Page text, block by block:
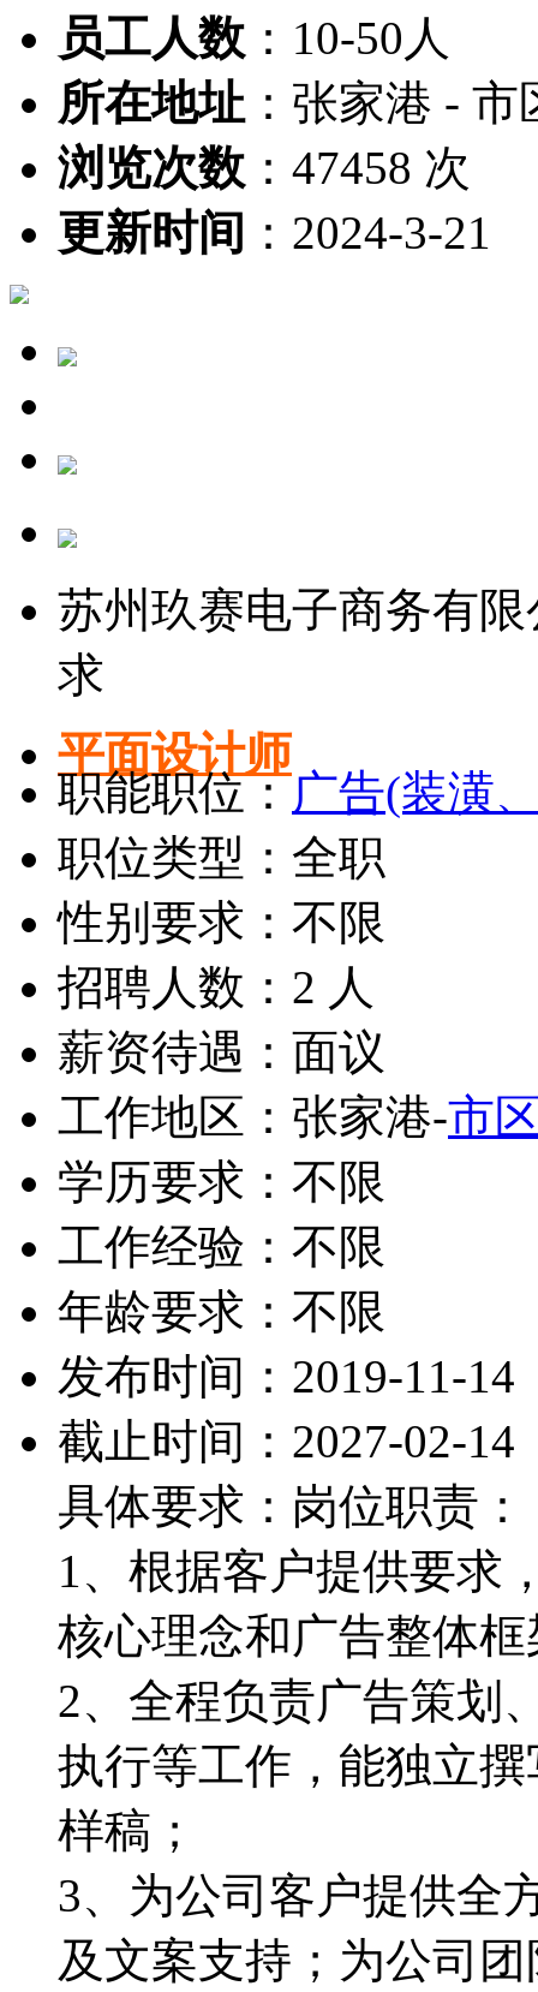
员工人数 ： 10-50人
所在地址 ： 张家港 - 市
浏览次数 ： 47458 次
更新时间 ： 2024-3-21
苏州玖赛电子商务有
求
平面设计师
职能职位：广告(装潢
职位类型：全职
性别要求：不限
招聘人数：2 人
薪资待遇：面议
工作地区：张家港-市
学历要求：不限
工作经验：不限
年龄要求：不限
发布时间：2019-11-14
截止时间：2027-02-14
具体要求：岗位职责：
1、根据客户提供要求
核心理念和广告整体框
2、全程负责广告策划
执行等工作，能独立
样稿；
3、为公司客户提供全
及文案支持；为公司